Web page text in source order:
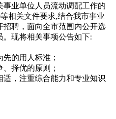
业单位人员流动调配工作的
相关文件要求,结合我市事业
聘，面向全市范围内公开选
现将相关事项公告如下:
先的用人标准；
、择优的原则；
适，注重综合能力和专业知识